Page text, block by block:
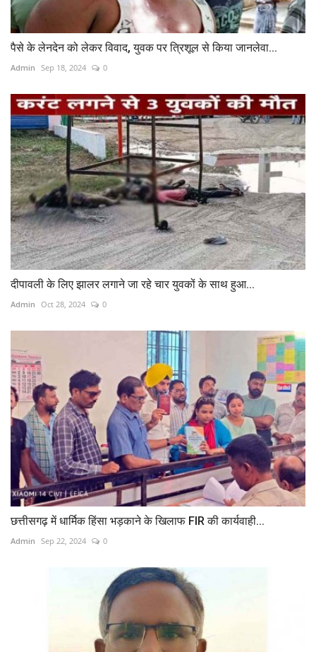
पैसे के लेनदेन को लेकर विवाद, युवक पर त्रिशूल से किया जानलेवा...
Admin Sep 18, 2024 0
दीपावली के लिए झालर लगाने जा रहे चार युवकों के साथ हुआ...
Admin Oct 28, 2024 0
छत्तीसगढ़ में धार्मिक हिंसा भड़काने के खिलाफ FIR की कार्यवाही...
Admin Sep 22, 2024 0